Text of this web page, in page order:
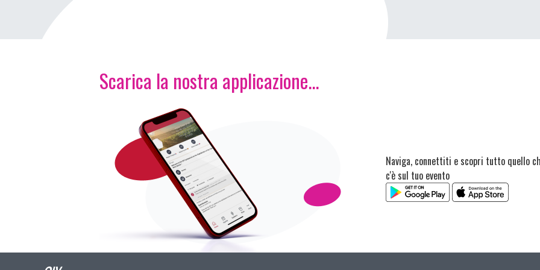
Scarica la nostra applicazione...
Naviga, connettiti e scopri tutto quello
c'è sul tuo evento